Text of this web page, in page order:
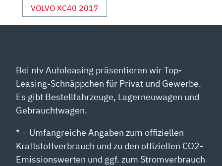
VOLVO XC40 2017
Bei ntv Autoleasing präsentieren wir Top-
Leasing-Schnäppchen für Privat und Gewerbe.
Es gibt Bestellfahrzeuge, Lagerneuwagen und
Gebrauchtwagen.
* = Umfangreiche Angaben zum offiziellen
Kraftstoffverbrauch und zu den offiziellen CO2-
Emissionswerten und ggf. zum Stromverbrauch